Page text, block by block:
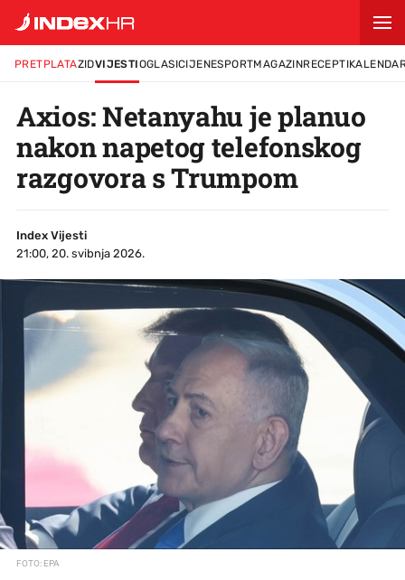
PRETPLATAZIDVIJESTIOGLASICIJENESPORTMAGAZINRECEPTI
Axios: Netanyahu je planuo
nakon napetog telefonskog
razgovora s Trumpom
Index Vijesti
21:00, 20. svibnja 2026.
FOTO: EPA